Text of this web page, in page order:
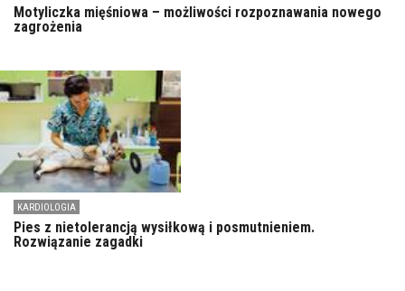
Motyliczka mięśniowa – możliwości rozpoznawania nowego
zagrożenia
KARDIOLOGIA
Pies z nietolerancją wysiłkową i posmutnieniem.
Rozwiązanie zagadki